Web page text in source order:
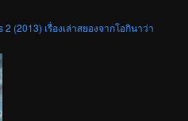
(2013) เรื่องเล่าสยองจากโอกินาว่า